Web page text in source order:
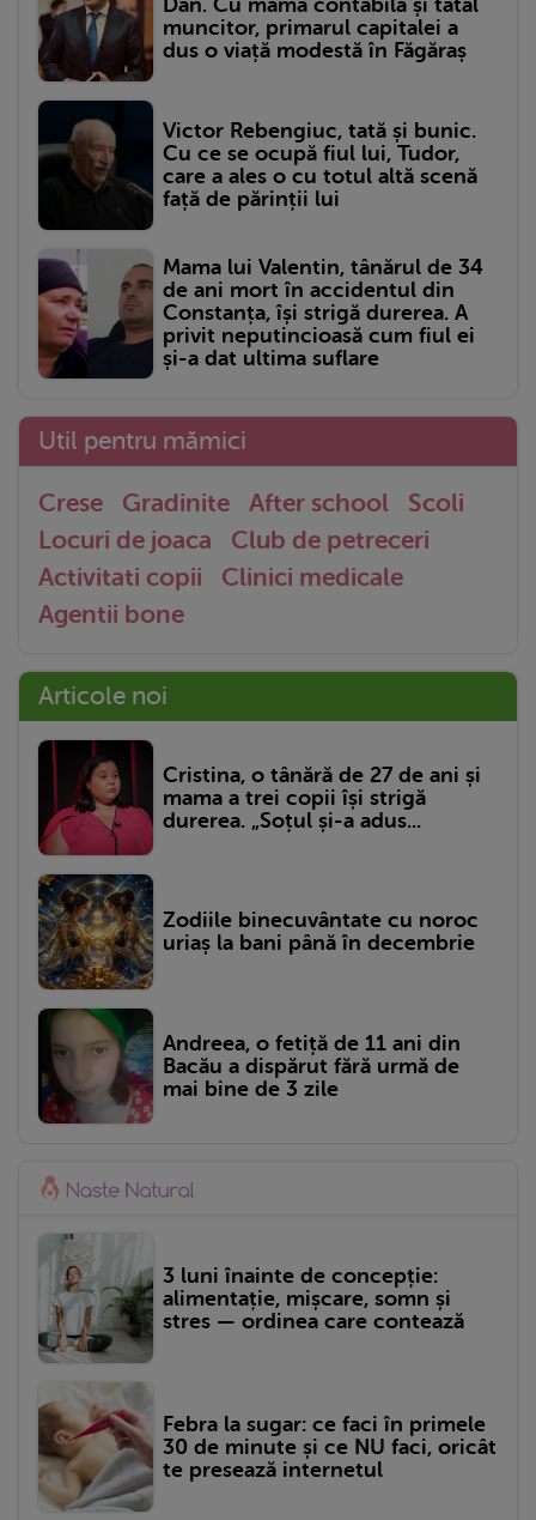
muncitor, primarul capitalei a
dus o viață modestă în Făgăraș
Victor Rebengiuc, tată și bunic.
Cu ce se ocupă fiul lui, Tudor,
care a ales o cu totul altă scenă
față de părinții lui
Mama lui Valentin, tânărul de 34
de ani mort în accidentul din
Constanța, își strigă durerea. A
privit neputincioasă cum fiul ei
și-a dat ultima suflare
Util pentru mămici
Crese Gradinite After school
Scoli
Locuri de joaca
Club de petreceri
Activitati copii
Clinici medicale
Agentii bone
Articole noi
Cristina, o tânără de 27 de ani și
mama a trei copii își strigă
durerea. „Soțul și-a adus...
Zodiile binecuvântate cu noroc
uriaș la bani până în decembrie
Andreea, o fetiță de 11 ani din
Bacău a dispărut fără urmă de
mai bine de 3 zile
3 luni înainte de concepție:
alimentație, mișcare, somn și
stres — ordinea care contează
Febra la sugar: ce faci în primele
30 de minute și ce NU faci, oricât
te presează internetul